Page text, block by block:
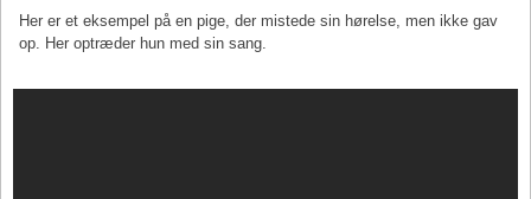
Her er et eksempel på en pige, der mistede sin hørelse, men ikke gav
op. Her optræder hun med sin sang.